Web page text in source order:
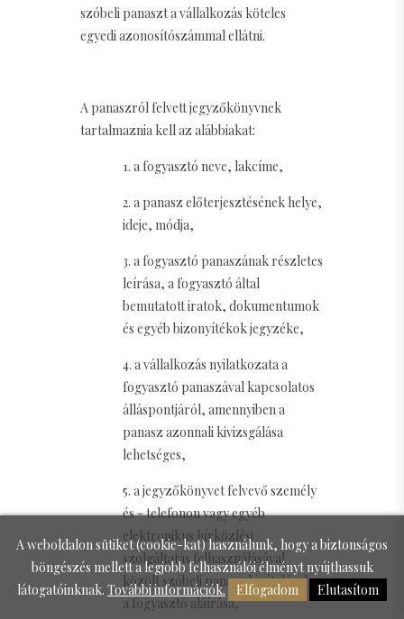
szóbeli panaszt a vállalkozás köteles
egyedi azonosítószámmal ellátni.
A panaszról felvett jegyzőkönyvnek
tartalmaznia kell az alábbiakat:
1. a fogyasztó neve, lakcíme,
2. a panasz előterjesztésének helye,
ideje, módja,
3. a fogyasztó panaszának részletes
leírása, a fogyasztó által
bemutatott iratok, dokumentumok
és egyéb bizonyítékok jegyzéke,
4. a vállalkozás nyilatkozata a
fogyasztó panaszával kapcsolatos
álláspontjáról, amennyiben a
panasz azonnali kivizsgálása
lehetséges,
5. a jegyzőkönyvet felvevő személy
és - telefonon vagy egyéb
elektronikus hírközlési
szolgáltatás felhasználásával
közölt szóbeli panasz kivételével -
a fogyasztó aláírása,
A weboldalon sütiket (cookie-kat) használunk, hogy a biztonságos
böngészés mellett a legjobb felhasználói élményt nyújthassuk
látogatóinknak. További információk. Elfogadom Elutasítom